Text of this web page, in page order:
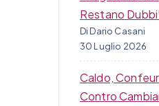
Restano
Di Dario Casani
30 Luglio 2026
Caldo,
Contro